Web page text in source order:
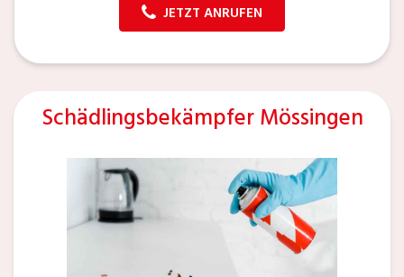
JETZT ANRUFEN
Schädlingsbekämpfer Mössingen